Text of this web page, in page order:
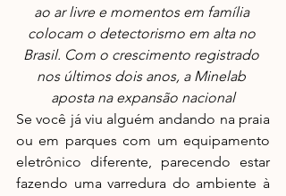
ao ar livre e momentos em família
colocam o detectorismo em alta no
Brasil. Com o crescimento registrado
nos últimos dois anos, a Minelab
aposta na expansão nacional
Se você já viu alguém andando na praia
ou em parques com um equipamento
eletrônico diferente, parecendo estar
fazendo uma varredura do ambiente à